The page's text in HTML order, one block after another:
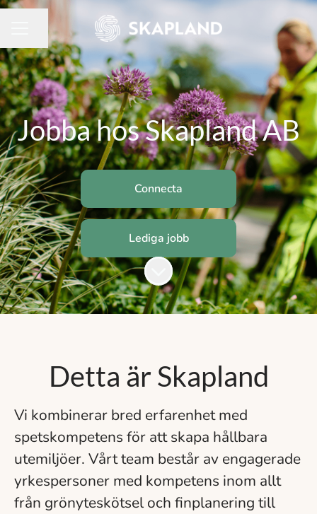
KARRIÄRMENY
Dela sidan
Jobba hos Skapland AB
Connecta
Lediga jobb
Skrolla för mer innehåll
Detta är Skapland
Vi kombinerar bred erfarenhet med
spetskompetens för att skapa hållbara
utemiljöer. Vårt team består av engagerade
yrkespersoner med kompetens inom allt
från grönyteskötsel och finplanering till